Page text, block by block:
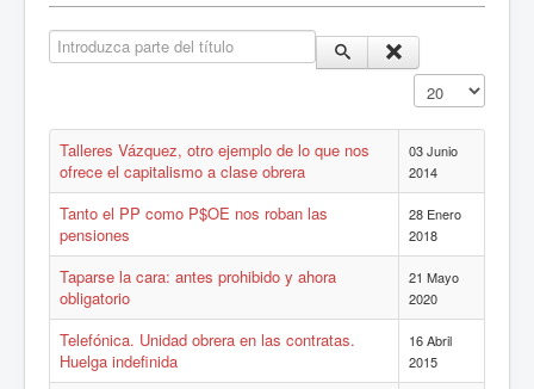
Introduzca parte del título
Cantidad a
Talleres Vázquez, otro ejemplo de lo que nos
ofrece el capitalismo a clase obrera
03 Junio
2014
Tanto el PP como P$OE nos roban las
pensiones
28 Enero
2018
Taparse la cara: antes prohibido y ahora
obligatorio
21 Mayo
2020
Telefónica. Unidad obrera en las contratas.
Huelga indefinida
16 Abril
2015